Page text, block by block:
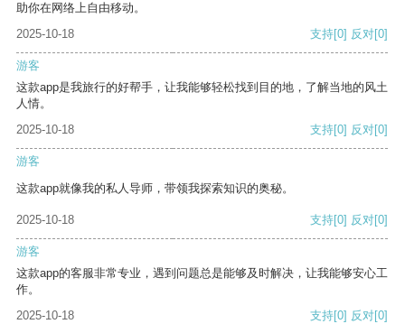
助你在网络上自由移动。
2025-10-18
支持[0] 反对[0]
游客
这款app是我旅行的好帮手，让我能够轻松找到目的地，了解当地的风土
人情。
2025-10-18
支持[0] 反对[0]
游客
这款app就像我的私人导师，带领我探索知识的奥秘。
2025-10-18 支持[0] 反对[0]
游客
这款app的客服非常专业，遇到问题总是能够及时解决，让我能够安心工
作。
2025-10-18
支持[0] 反对[0]